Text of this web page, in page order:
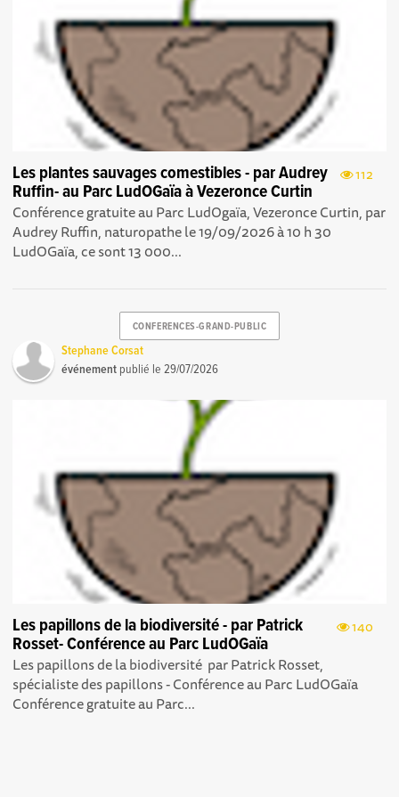
112
Les plantes sauvages comestibles - par Audrey
Ruffin- au Parc LudOGaïa à Vezeronce Curtin
Conférence gratuite au Parc LudOgaïa, Vezeronce Curtin, par
Audrey Ruffin, naturopathe le 19/09/2026 à 10 h 30
LudOGaïa, ce sont 13 000...
CONFERENCES-GRAND-PUBLIC
Stephane Corsat
événement publié le29/07/2026
140
Les papillons de la biodiversité - par Patrick
Rosset- Conférence au Parc LudOGaïa
Les papillons de la biodiversité par Patrick Rosset,
spécialiste des papillons - Conférence au Parc LudOGaïa
Conférence gratuite au Parc...